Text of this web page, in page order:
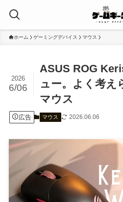
ホーム ゲーミングデバイス マウス
ASUS ROG
ュー。よく考え
マウス
2026
6/06
広告 マウス 2026.06.06